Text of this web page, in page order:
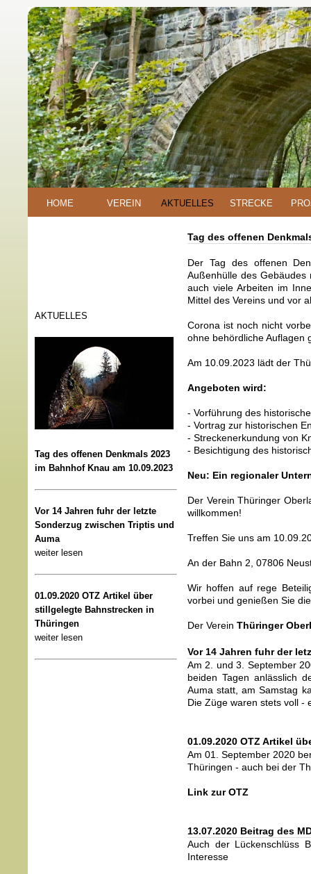
HOME VEREIN AKTUELLES STRECKE
AKTUELLES
Tag des offenen Denkmals 2023
im Bahnhof Knau am 10.09.2023
Vor 14 Jahren fuhr der letzte
Sonderzug zwischen Triptis und
Auma
weiter lesen
01.09.2020 OTZ Artikel über
stillgelegte Bahnstrecken in
Thüringen
weiter lesen
Tag des offenen
Der Tag des offenen
Außenhülle des
auch viele Arbeiten im
Mittel des Vereins und vor
Corona ist noch nicht
ohne behördliche Auflagen
Am 10.09.2023 lädt der
Angeboten wird:
- Vorführung des
- Vortrag zur historischen
- Streckenerkundung von
- Besichtigung des
Neu: Ein regionaler
Der Verein Thüringer
willkommen!
Treffen Sie uns am
An der Bahn 2, 07806
Wir hoffen auf rege
vorbei und genießen Sie
Der Verein Thüringer
Vor 14 Jahren fuhr der
Am 2. und 3. September
beiden Tagen anlässlich
Auma statt, am Samstag
Die Züge waren stets voll
01.09.2020 OTZ Artikel
Am 01. September 2020
Thüringen - auch bei der
Link zur OTZ
13.07.2020 Beitrag des
Auch der Lückenschlüss
Interesse